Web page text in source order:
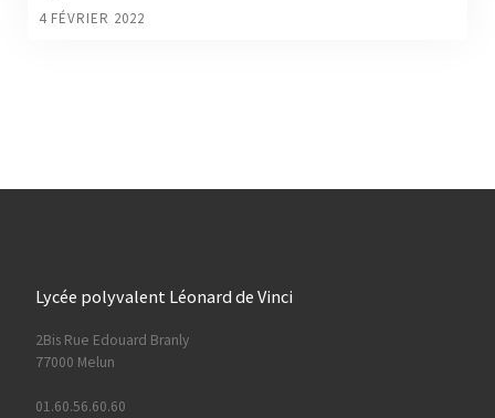
4 FÉVRIER 2022
Lycée polyvalent Léonard de Vinci
2Bis Rue Edouard Branly
77000 Melun
01.60.56.60.60